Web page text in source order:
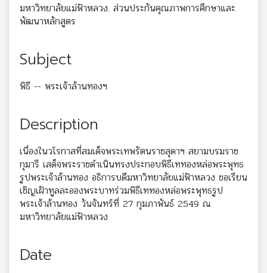
มหาวิทยาลัยแม่ฟ้าหลวง. ส่วนประกันคุณภาพการศึกษาและ
พัฒนาหลักสูตร
Subject
พิธี -- พระเจ้าล้านทองฯ
Description
เนื่องในวโรกาสที่สมเด็จพระเทพรัตนราชสุดาฯ สยามบรมราช
กุมารี เสด็จพระราชดำเนินทรงประกอบพิธีเททองหล่อพระพุทธ
รูปพระเจ้าล้านทอง อธิการบดีมหาวิทยาลัยแม่ฟ้าหลวง ขอเรียน
เชิญเฝ้าทูลละอองพระบาทร่วมพิธีเททองหล่อพระพุทธรูป
พระเจ้าล้านทอง วันจันทร์ที่ 27 กุมภาพันธ์ 2549 ณ
มหาวิทยาลัยแม่ฟ้าหลวง
Date